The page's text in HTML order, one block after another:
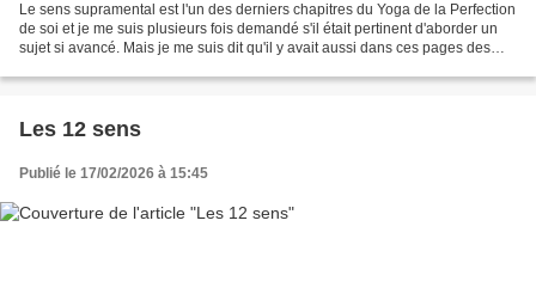
Le sens supramental est l'un des derniers chapitres du Yoga de la Perfection
de soi et je me suis plusieurs fois demandé s'il était pertinent d'aborder un
sujet si avancé. Mais je me suis dit qu'il y avait aussi dans ces pages des
Les 12 sens
Publié le 17/02/2026 à 15:45